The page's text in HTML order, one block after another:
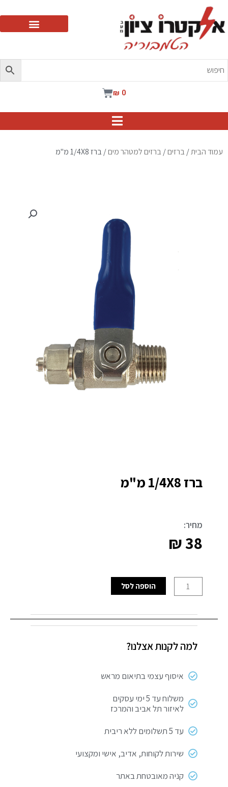
₪ 0
עגלת
עמוד הבית/ ברזים/ ברזים למטהר מים/ ברז 1/4X8 מ"מ
ברז 1/4X8 מ"מ
מחיר:
₪38
של
1/4X8
הוספה לסל
למה לקנות אצלנו?
איסוף עצמי בתיאום מראש
משלוח עד 5 ימי עסקים
לאיזור תל אביב והמרכז
עד 5 תשלומים ללא ריבית
שירות לקוחות, אדיב, אישי ומקצועי
קניה מאובטחת באתר